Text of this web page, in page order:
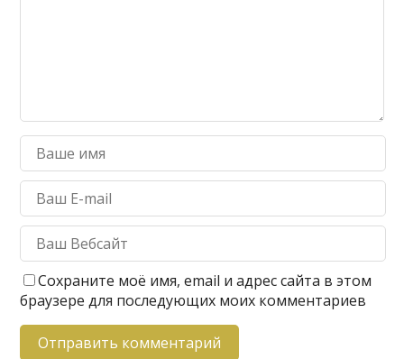
Сохраните моё имя, email и адрес сайта в этом
браузере для последующих моих комментариев